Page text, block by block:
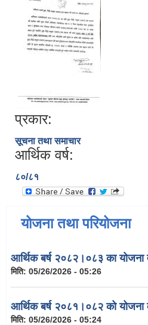
प्रकार:
सूचना तथा समाचार
आर्थिक वर्ष:
८०/८१
योजना तथा परियोजना
आर्थिक बर्ष २०८२।०८३ का योजना
मिति: 05/26/2026 - 05:26
आर्थिक बर्ष २०८१।०८२ को योजना
मिति: 05/26/2026 - 05:24